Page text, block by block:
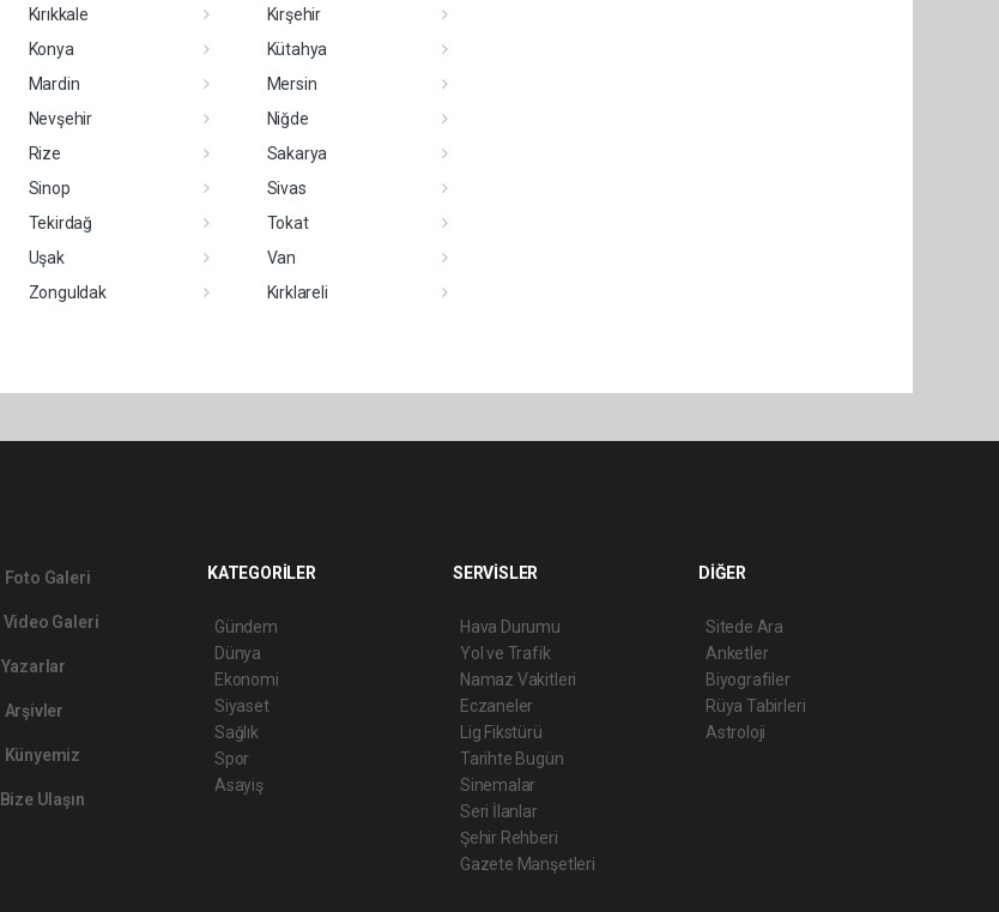
Kırıkkale
Kırşehir
Konya
Kütahya
Mardin
Mersin
Nevşehir
Niğde
Rize
Sakarya
Sinop
Sivas
Tekirdağ
Tokat
Uşak
Van
Zonguldak
Kırklareli
Foto Galeri
Video Galeri
Yazarlar
Arşivler
Künyemiz
Bize Ulaşın
KATEGORİLER
Gündem
Dünya
Ekonomi
Siyaset
Sağlık
Spor
Asayiş
SERVİSLER
Hava Durumu
Yol ve Trafik
Namaz Vakitleri
Eczaneler
Lig Fikstürü
Tarihte Bugün
Sinemalar
Seri İlanlar
Şehir Rehberi
Gazete Manşetleri
DİĞER
Sitede Ara
Anketler
Biyografiler
Rüya Tabirleri
Astroloji